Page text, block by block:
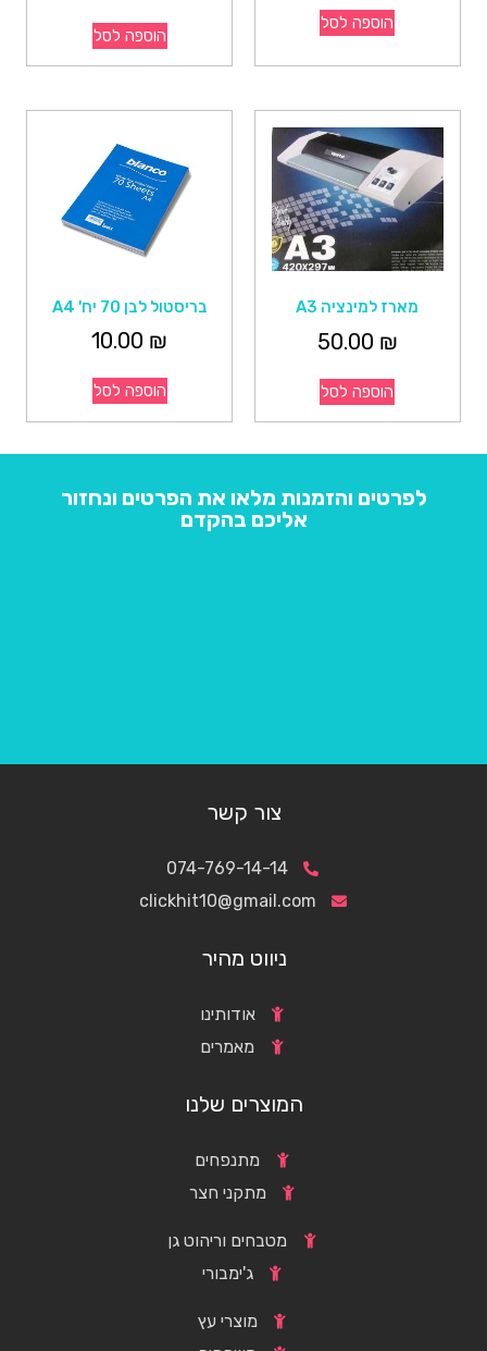
הוספה לסל
הוספה לסל
מארז למינציה A3
50.00 ₪
הוספה לסל
בריסטול לבן 70 יח' A4
10.00 ₪
הוספה לסל
לפרטים והזמנות מלאו את הפרטים ונחזור
אליכם בהקדם
צור קשר
074-769-14-14
clickhit10@gmail.com
ניווט מהיר
אודותינו
מאמרים
המוצרים שלנו
מתנפחים
מתקני חצר
מטבחים וריהוט גן
ג'ימבורי
מוצרי עץ